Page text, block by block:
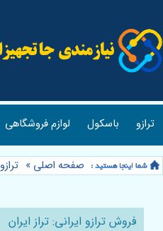
ترازو باسکول لوازم فروشگاهی
صفحه اصلی » ترازو
فروش ترازو ایرانی: تراز ایران